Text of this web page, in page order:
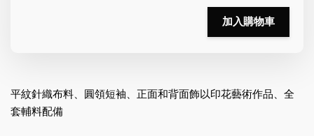
加入購物車
平紋針織布料、圓領短袖、正面和背面飾以印花藝術作品、全
套輔料配備